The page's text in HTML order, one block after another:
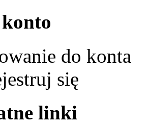
do konta
się
linki